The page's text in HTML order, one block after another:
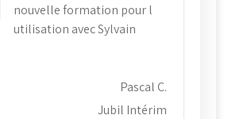
nouvelle formation pour l
utilisation avec Sylvain
Pascal C.
Jubil Intérim